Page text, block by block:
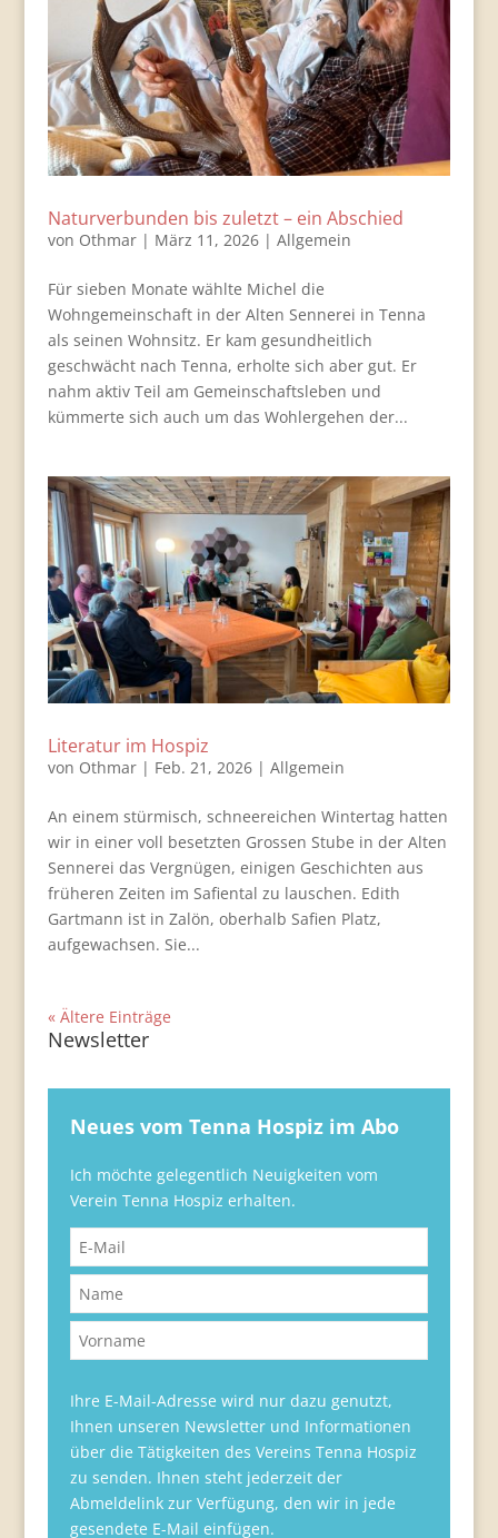
Naturverbunden bis zuletzt – ein Abschied
von Othmar| März 11, 2026| Allgemein
Für sieben Monate wählte Michel die
Wohngemeinschaft in der Alten Sennerei in Tenna
als seinen Wohnsitz. Er kam gesundheitlich
geschwächt nach Tenna, erholte sich aber gut. Er
nahm aktiv Teil am Gemeinschaftsleben und
kümmerte sich auch um das Wohlergehen der...
Literatur im Hospiz
von Othmar| Feb. 21, 2026| Allgemein
An einem stürmisch, schneereichen Wintertag hatten
wir in einer voll besetzten Grossen Stube in der Alten
Sennerei das Vergnügen, einigen Geschichten aus
früheren Zeiten im Safiental zu lauschen. Edith
Gartmann ist in Zalön, oberhalb Safien Platz,
aufgewachsen. Sie...
« Ältere Einträge
Newsletter
Neues vom Tenna Hospiz im Abo
Ich möchte gelegentlich Neuigkeiten vom
Verein Tenna Hospiz erhalten.
Ihre E-Mail-Adresse wird nur dazu genutzt,
Ihnen unseren Newsletter und Informationen
über die Tätigkeiten des Vereins Tenna Hospiz
zu senden. Ihnen steht jederzeit der
Abmeldelink zur Verfügung, den wir in jede
gesendete E-Mail einfügen.